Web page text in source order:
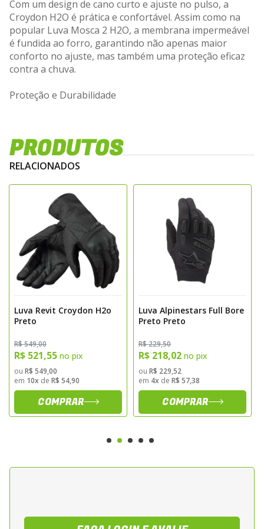
Com um design de cano curto e ajuste no pulso, a
Croydon H2O é prática e confortável. Assim como na
popular Luva Mosca 2 H2O, a membrana impermeável
é fundida ao forro, garantindo não apenas maior
conforto no ajuste, mas também uma proteção eficaz
contra a chuva.
Proteção e Durabilidade
confiável. A combinação de poliéster 600D no corpo
principal, softshell 3L na parte de trás da mão e
microfibra na ponta dos dedos oferece excelente
durabilidade, além de sensibilidade para o controle
perfeito da moto. O veludo cotelê nas áreas de maior
contato garante um toque suave e confortável, sem
comprometer a resistência.
Visibilidade e Segurança
Pensando na segurança do motociclista, a Croydon
H2O vem equipada com detalhes refletivos nos dedos,
luz ou visibilidade reduzida.
PRODUTOS
RELACIONADOS
Luva Revit Croydon H2o
Preto
R$ 549,00
R$ 521,55 no pix
ou R$ 549,00
em 10x de R$ 54,90
COMPRAR
Luva Alpinestars Full Bore
Preto Preto
R$ 229,50
R$ 218,02 no pix
ou R$ 229,52
em 4x de R$ 57,38
COMPRAR